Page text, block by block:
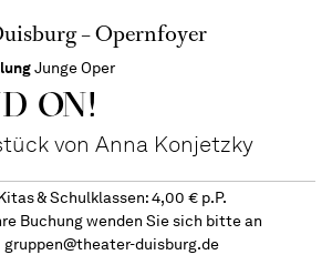
– Opernfoyer
Junge Oper
ON!
von Anna Konjetzky
& Schulklassen: 4,00 € p.P.
Buchung wenden Sie sich bitte an
gruppen@theater-duisburg.de